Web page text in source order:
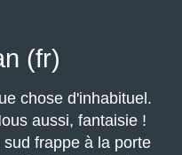
(fr)
chose d'inhabituel.
aussi, fantaisie !
frappe à la porte